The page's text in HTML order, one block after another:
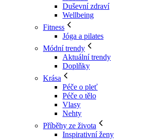
Duševní zdraví
Wellbeing
Fitness
Jóga a pilates
Módní trendy
Aktuální trendy
Doplňky
Krása
Péče o pleť
Péče o tělo
Vlasy
Nehty
Příběhy ze života
Inspirativní ženy